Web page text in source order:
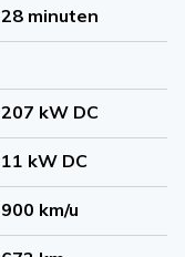
28 minuten
207 kW DC
11 kW DC
900 km/u